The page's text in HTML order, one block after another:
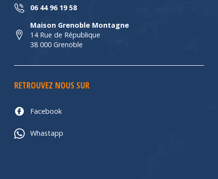
06 44 96 19 58
Maison Grenoble Montagne
14 Rue de République
38 000 Grenoble
RETROUVEZ NOUS SUR
Facebook
Whastapp